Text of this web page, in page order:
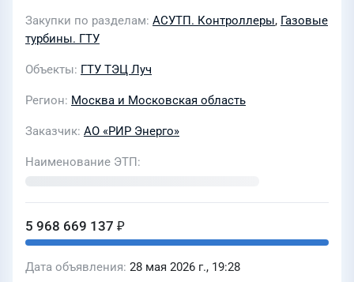
системы автоматического
также оказание сопутствующих услуг
в целях модернизации
объекте ТЭЦ «ЛУЧ» филиала АО «РИР
Энерго»-«Белгородская генерация»
Закупки по разделам АСУТП. Контроллеры, Газовые
турбины. ГТУ
Объекты ГТУ ТЭЦ Луч
Регион Москва и Московская область
Заказчик АО «РИР Энерго»
Наименование ЭТП
5 968 669 137 ₽
Дата объявления 28 мая 2026 г., 19:28